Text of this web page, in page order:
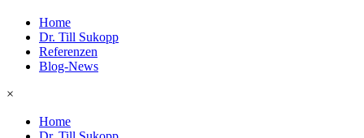
Home
Dr. Till Sukopp
Referenzen
Blog-News
×
Home